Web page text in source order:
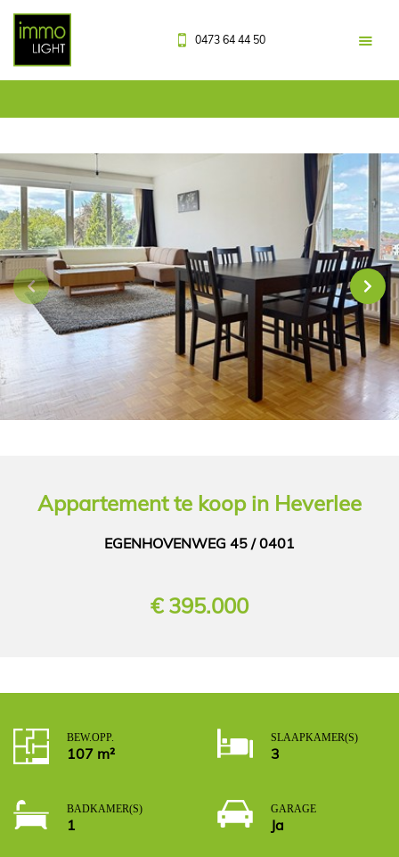
0473 64 44 50
Appartementte koop in Heverlee
EGENHOVENWEG 45 / 0401
€ 395.000
BEW. OPP.
107 m²
SLAAPKAMER(S)
3
BADKAMER(S)
1
GARAGE
Ja